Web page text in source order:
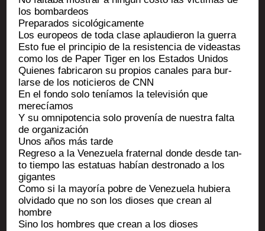
los bombardeos
Pre­pa­ra­dos sicológicamente
Los euro­peos de toda clase aplau­die­ron la guerra
Esto fue el prin­ci­pio de la resis­ten­cia de videas­tas
como los de Paper Tiger en los Esta­dos Unidos
Quienes fabri­ca­ron su pro­pios canales para bur­
larse de los noti­cie­ros de CNN
En el fon­do solo tenía­mos la tele­vi­sión que
merecíamos
Y su omni­po­ten­cia solo pro­venía de nues­tra fal­ta
de organización
Unos años más tarde
Regre­so a la Vene­zue­la fra­ter­nal donde desde tan­
to tiem­po las esta­tuas habían des­tro­na­do a los
gigantes
Como si la mayoría pobre de Vene­zue­la hubie­ra
olvi­da­do que no son los dioses que crean al
hombre
Sino los hombres que crean a los dioses